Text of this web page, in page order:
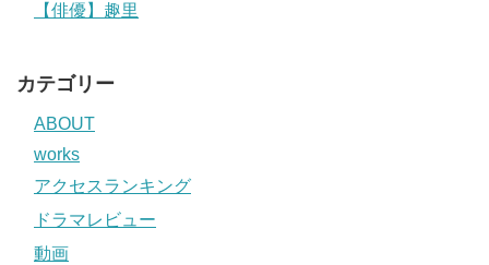
【俳優】趣里
カテゴリー
ABOUT
works
アクセスランキング
ドラマレビュー
動画